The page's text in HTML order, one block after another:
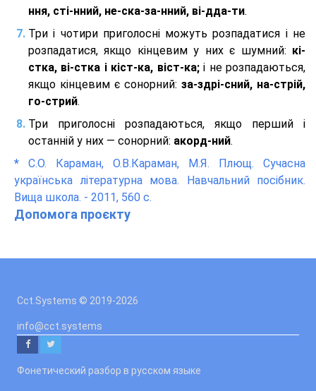
ння, сті-нний, не-ска-за-нний, ві-дда-ти.
Три і чотири приголосні можуть розпадатися і не
розпадатися, якщо кінцевим у них є шумний: кі-
стка, ві-стка і кіст-ка, віст-ка;і не розпадаються,
якщо кінцевим є сонорний: за-здрі-сний, на-стрій,
го-стрий.
Три приголосні розпадаються, якщо перший і
останній у них — сонорний: акорд-ний.
* С.О. Караман, О.В.Караман, М.Я. Плющ. Сучасна
українська літературна мова. Навчальний посібник.
Вища школа. - 2011, 560 с.
Допомога проєкту
Cct.Systems © 2019-2026
info@cct.systems
Фонетический разбор в русском языке